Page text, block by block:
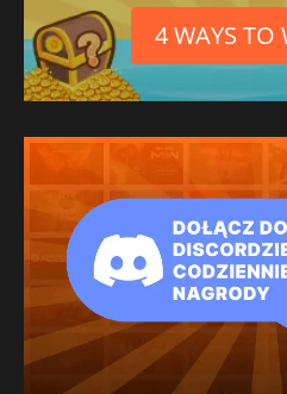
Tcheco
4 WAYS TO